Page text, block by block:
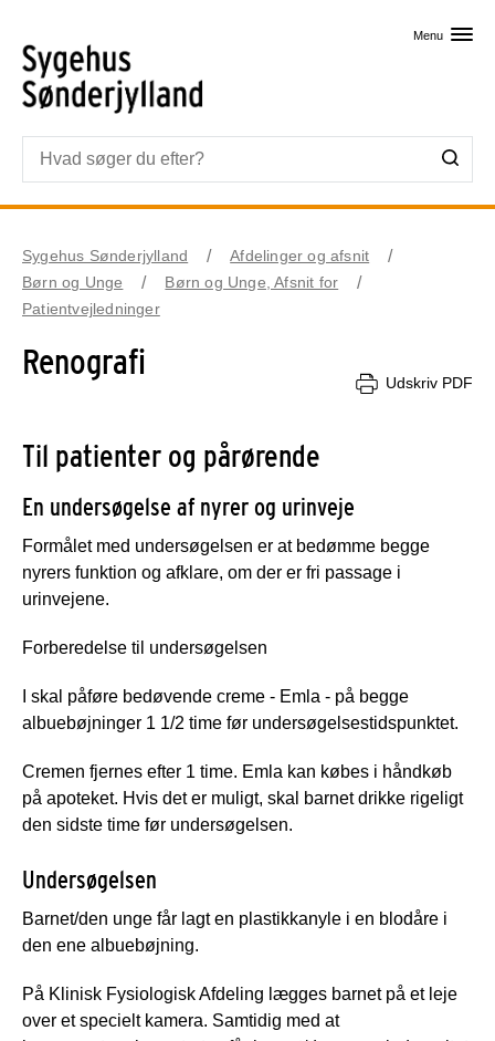
Menu
Sygehus Sønderjylland
Afdelinger og afsnit
Børn og Unge
Børn og Unge, Afsnit for
Patientvejledninger
Renografi
Udskriv PDF
Til patienter og pårørende
En undersøgelse af nyrer og urinveje
Formålet med undersøgelsen er at bedømme begge
nyrers funktion og afklare, om der er fri passage i
urinvejene.
Forberedelse til undersøgelsen
I skal påføre bedøvende creme - Emla - på begge
albuebøjninger 1 1/2 time før undersøgelsestidspunktet.
Cremen fjernes efter 1 time. Emla kan købes i håndkøb
på apoteket. Hvis det er muligt, skal barnet drikke rigeligt
den sidste time før undersøgelsen.
Undersøgelsen
Barnet/den unge får lagt en plastikkanyle i en blodåre i
den ene albuebøjning.
På Klinisk Fysiologisk Afdeling lægges barnet på et leje
over et specielt kamera. Samtidig med at